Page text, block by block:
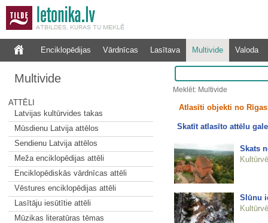
Enciklopēdijas Vārdnīcas Lasītava Multivide Valoda
Multivide
ATTĒLI
Latvijas kultūrvides takas
Mūsdienu Latvija attēlos
Sendienu Latvija attēlos
Meža enciklopēdijas attēli
Enciklopēdiskās vārdnīcas attēli
Vēstures enciklopēdijas attēli
Lasītāju iesūtītie attēli
Mūzikas literatūras tēmas
Meklēt: Multivide
Atlasīti objekti no
Skatīt atlasīto attēlu
Skats
Slūnu